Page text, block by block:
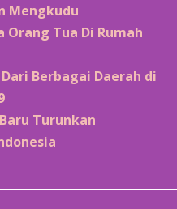
Mengkudu
Orang Tua Di Rumah
Berbagai Daerah di
Turunkan